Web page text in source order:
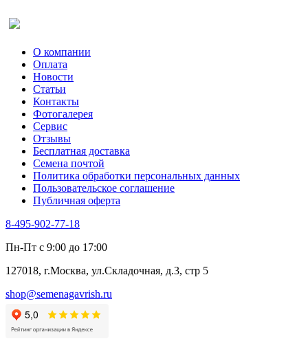
Тмин
Трава для чая
Туласи
Укроп
Фенхель пряный
Хризантема овощная
Цикорий пряный
Цикорий салатный (Витлуф)
Черемша
Шпинат
Щавель
Эндивий
Эстрагон
Алтей
Анис
Бессмертник
Валериана
Валерианелла
Гибискус лекарственный
Девясил
Душица
О компании
Оплата
Новости
Статьи
Контакты
Фотогалерея​
Сервис
Отзывы
Бесплатная доставка
Семена почтой
Политика обработки персональных данных
Пользовательское соглашение
Публичная оферта
8-495-902-77-18
Пн-Пт с 9:00 до 17:00
127018, г.Москва, ул.Складочная, д.3, стр 5
shop@semenagavrish.ru